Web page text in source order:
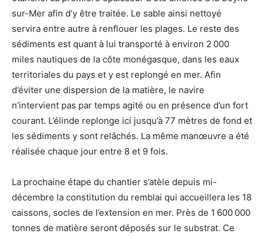
sur-Mer afin d’y être traitée. Le sable ainsi nettoyé
servira entre autre à renflouer les plages. Le reste des
sédiments est quant à lui transporté à environ 2 000
miles nautiques de la côte monégasque, dans les eaux
territoriales du pays et y est replongé en mer. Afin
d’éviter une dispersion de la matière, le navire
n’intervient pas par temps agité ou en présence d’un fort
courant. L’élinde replonge ici jusqu’à 77 mètres de fond et
les sédiments y sont relâchés. La même manœuvre a été
réalisée chaque jour entre 8 et 9 fois.
La prochaine étape du chantier s’atèle depuis mi-
décembre la constitution du remblai qui accueillera les 18
caissons, socles de l’extension en mer. Près de 1 600 000
tonnes de matière seront déposés sur le substrat. Ce